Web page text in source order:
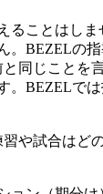
ることはしま
。BEZELの
同じことを
。BEZELで
や試合はど